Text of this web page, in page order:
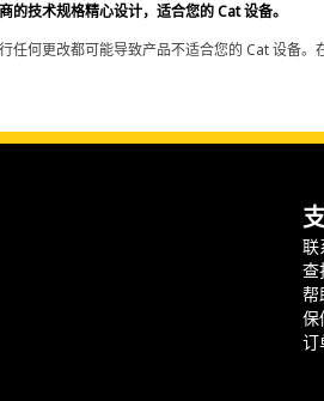
的技术规格精心设计，适合您的 Cat 设备。
任何更改都可能导致产品不适合您的 Cat 设备
联
查
帮
保
订